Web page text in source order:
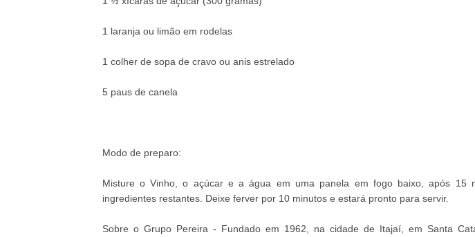
1 laranja ou limão em rodelas
1 colher de sopa de cravo ou anis estrelado
5 paus de canela
Modo de preparo:
Misture o Vinho, o açúcar e a água em uma panela em fogo baixo, após 15
ingredientes restantes. Deixe ferver por 10 minutos e estará pronto para servir.
Sobre o Grupo Pereira - Fundado em 1962, na cidade de Itajaí, em Santa